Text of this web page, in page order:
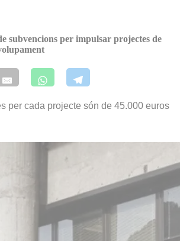
subvencions per impulsar projectes de
per cada projecte són de 45.000 euros